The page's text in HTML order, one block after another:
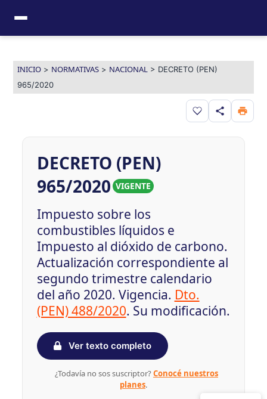
contenido
INICIO> NORMATIVAS> NACIONAL> DECRETO (PEN)
965/2020
Guardar en
DECRETO (PEN)
965/2020 VIGENTE
Impuesto sobre los
combustibles líquidos e
Impuesto al dióxido de carbono.
Actualización correspondiente al
segundo trimestre calendario
del año 2020. Vigencia. Dto.
(PEN) 488/2020. Su modificación.
Ver texto completo
¿Todavía no sos suscriptor?Conocé nuestros
planes.